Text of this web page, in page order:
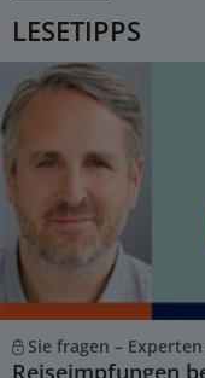
LESETIPPS
Sie fragen –